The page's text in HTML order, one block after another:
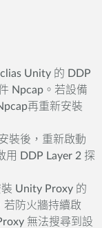
Unity 的 DDP
Npcap。若設備
再重新安裝
裝後，重新啟動
用 DDP Layer 2 探
Unity Proxy 的
若防火牆持續啟
無法搜尋到設